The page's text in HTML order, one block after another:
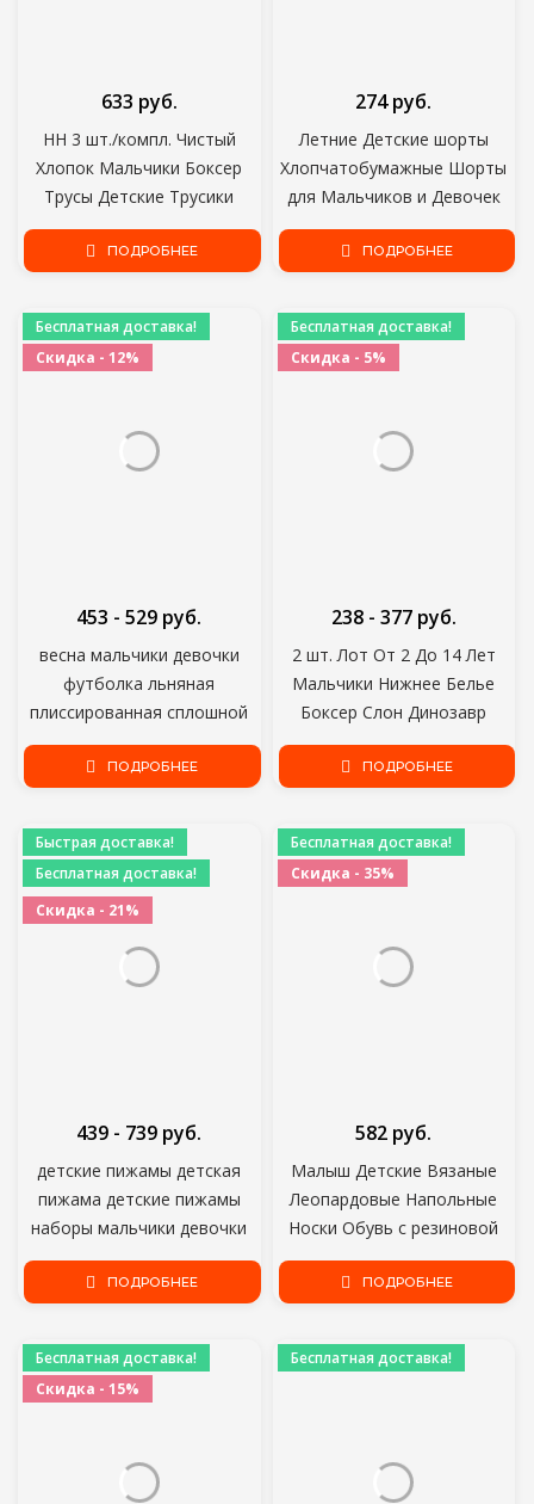
HH 3 шт./компл. Чистый
Хлопок Мальчики Боксер
Трусы Детские Трусики
Уютный Мультфильм
Нижнее Белье Средний
Мальчик Шорты
633 руб.
ПОДРОБНЕЕ
Летние Детские шорты
Хлопчатобумажные Шорты
для Мальчиков и Девочек
Бренд The Avengers Шорты
Малыш Трусики Детские
Спортивные Брюки Baby
274 руб.
ПОДРОБНЕЕ
Бесплатная доставка!
Скидка - 12%
весна мальчики девочки
футболка льняная
плиссированная сплошной
цвет дети топы с длинным
рукавом для мальчиков
для девочек одежда
453 - 529 руб.
ПОДРОБНЕЕ
Бесплатная доставка!
Скидка - 5%
2 шт. Лот От 2 До 14 Лет
Мальчики Нижнее Белье
Боксер Слон Динозавр
Дизайн Детские
Хлопчатобумажные Трусы
Шорты ZL89
238 - 377 руб.
ПОДРОБНЕЕ
Быстрая доставка!
Бесплатная доставка!
Скидка - 21%
детские пижамы детская
пижама детские пижамы
наборы мальчики девочки
животные пижамы пижамы
хлопчатобумажная ночная
439 - 739 руб.
ПОДРОБНЕЕ
Бесплатная доставка!
Скидка - 35%
Малыш Детские Вязаные
Леопардовые Напольные
Носки Обувь с резиновой
подошвой Детские
Противоскользящие Крытые
Весна Лето Осень
582 руб.
ПОДРОБНЕЕ
Бесплатная доставка!
Скидка - 15%
Бесплатная доставка!